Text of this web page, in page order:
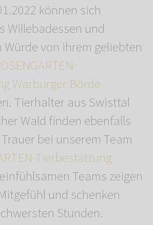
können sich
Willebadessen und
Würde von ihrem geliebten
Warburger Börde
Tierhalter aus Swisttal
Wald finden ebenfalls
bei unserem Team
Tierbestattung
Teams zeigen
und schenken
Stunden.